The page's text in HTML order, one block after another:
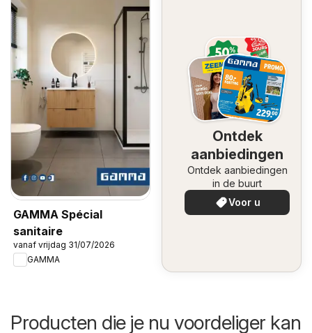
GAMMA Spécial
sanitaire
vanaf vrijdag 31/07/2026
GAMMA
Ontdek
aanbiedingen
Ontdek aanbiedingen
in de buurt
Voor u
Producten die je nu voordeliger kan